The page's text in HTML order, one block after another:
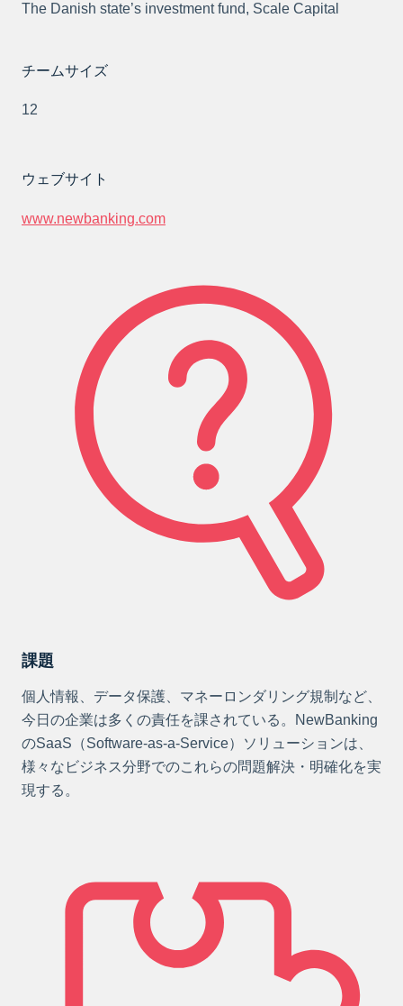
The Danish state’s investment fund, Scale Capital
チームサイズ
12
ウェブサイト
www.newbanking.com
課題
個人情報、データ保護、マネーロンダリング規制など、
今日の企業は多くの責任を課されている。NewBanking
のSaaS（Software-as-a-Service）ソリューションは、
様々なビジネス分野でのこれらの問題解決・明確化を実
現する。